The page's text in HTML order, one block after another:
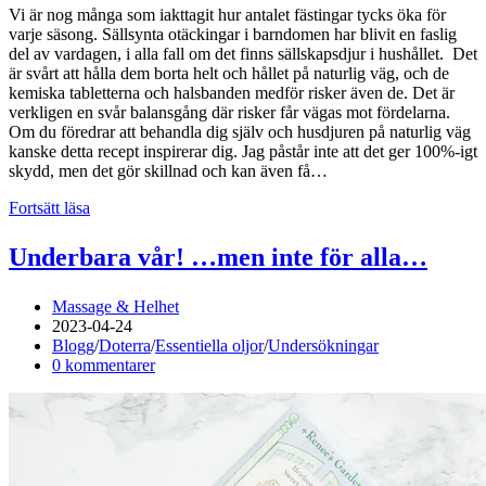
Vi är nog många som iakttagit hur antalet fästingar tycks öka för
varje säsong. Sällsynta otäckingar i barndomen har blivit en faslig
del av vardagen, i alla fall om det finns sällskapsdjur i hushållet. Det
är svårt att hålla dem borta helt och hållet på naturlig väg, och de
kemiska tabletterna och halsbanden medför risker även de. Det är
verkligen en svår balansgång där risker får vägas mot fördelarna.
Om du föredrar att behandla dig själv och husdjuren på naturlig väg
kanske detta recept inspirerar dig. Jag påstår inte att det ger 100%-igt
skydd, men det gör skillnad och kan även få…
Fortsätt läsa
de
Underbara vår! …men inte för alla…
Inläggsförfattare:
Massage & Helhet
Inlägget
publicerat:
2023-04-24
Inläggskategori:
Blogg/Doterra/Essentiella oljor/Undersökningar
Kommentarer
inlägget:
0 kommentarer